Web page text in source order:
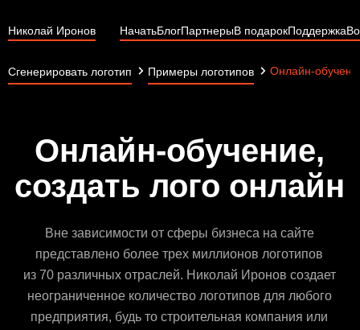
Николай Иронов НачатьБлогПартнерыВ подарокПоддержка
Сгенерировать логотип Примеры логотипов Онлайн-
Онлайн-обучение,
создать лого онлайн
Вне зависимости от сферы бизнеса на сайте
представлено более трех миллионов логотипов
из 70 различных отраслей. Николай Иронов создает
неограниченное количество логотипов для любого
предприятия, будь то строительная компания или